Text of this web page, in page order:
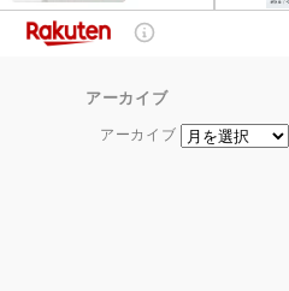
アーカイブ
アーカイブ